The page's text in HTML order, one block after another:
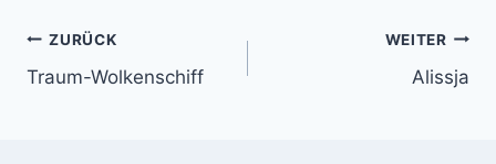
Beitragsnavigation
ZURÜCK
Traum-Wolkenschiff
WEITER
Alissja